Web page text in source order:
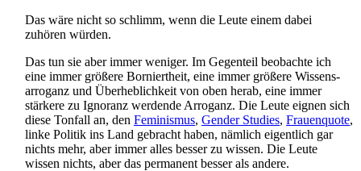
Das wäre nicht so schlimm, wenn die Leute einem dabei
zuhören würden.
Das tun sie aber immer weniger. Im Gegenteil beobachte ich
eine immer größere Borniertheit, eine immer größere Wissens­
arroganz und Überheblichkeit von oben herab, eine immer
stärkere zu Ignoranz werdende Arroganz. Die Leute eignen sich
diese Tonfall an, den Feminismus, Gender Studies, Frauenquote,
linke Politik ins Land gebracht haben, nämlich eigentlich gar
nichts mehr, aber immer alles besser zu wissen. Die Leute
wissen nichts, aber das permanent besser als andere.